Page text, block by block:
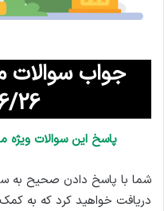
جواب سوالات
26
پاسخ این سوالات ویژه
شما با پاسخ دادن صحیح به
دریافت خواهید کرد که به